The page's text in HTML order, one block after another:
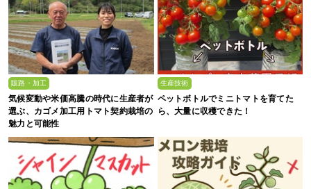
販路・加工
気候変動や米価高騰の時代に生産者が
選ぶ、カゴメ加工用トマト契約栽培の
魅力と可能性
生産技術
ペットボトルでミニトマトを育てた
ら、大量に収穫できた！